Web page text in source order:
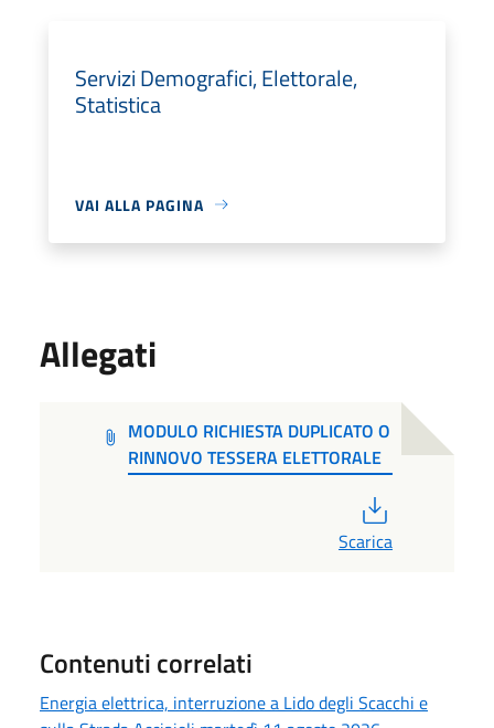
Servizi Demografici, Elettorale,
Statistica
VAI ALLA PAGINA
Allegati
MODULO RICHIESTA DUPLICATO O
RINNOVO TESSERA ELETTORALE
Scarica
Contenuti correlati
Energia elettrica, interruzione a Lido degli Scacchi e